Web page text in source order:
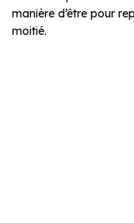
manière d’être pour
moitié.